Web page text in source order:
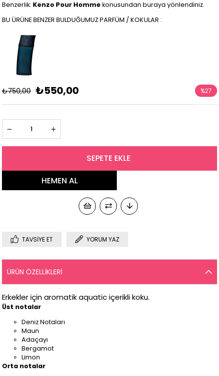
Benzerlik: Kenzo Pour Homme konusundan buraya yönlendiniz.
BU ÜRÜNE BENZER BULDUĞUMUZ PARFÜM / KOKULAR :
₺750,00 ₺550,00 %27
İndirim
TAVSIYE ET YORUM YAZ
ÜRÜN ÖZELLIKLERI
Erkekler için aromatik aquatic içerikli koku.
Üst notalar
Deniz Notaları
Maun
Adaçayı
Bergamot
Limon
Orta notalar